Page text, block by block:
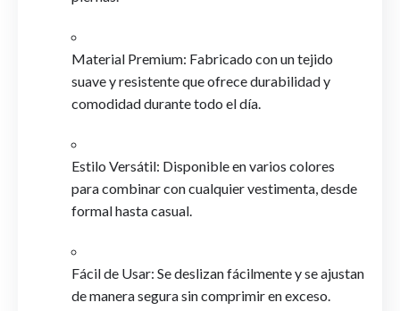
Material Premium: Fabricado con un tejido
suave y resistente que ofrece durabilidad y
comodidad durante todo el día.
Estilo Versátil: Disponible en varios colores
para combinar con cualquier vestimenta, desde
formal hasta casual.
Fácil de Usar: Se deslizan fácilmente y se ajustan
de manera segura sin comprimir en exceso.